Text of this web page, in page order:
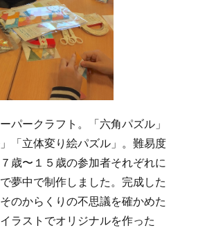
パークラフト。「六角パズル」
「立体変り絵パズル」。難易度
歳〜１５歳の参加者それぞれに
夢中で制作しました。完成した
のからくりの不思議を確かめた
ラストでオリジナルを作った